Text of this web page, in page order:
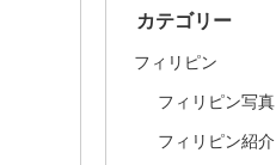
カテゴリー
フィリピン
フィリピン写真
フィリピン紹介